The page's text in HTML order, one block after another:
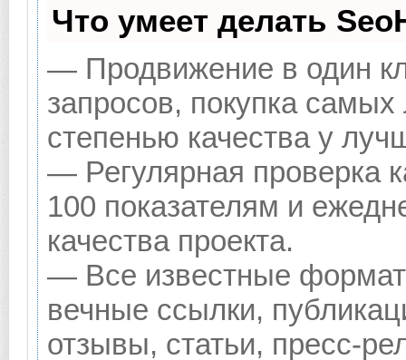
Что умеет делать
— Продвижение в один
запросов, покупка
степенью качества у
— Регулярная проверка
100 показателям и
качества проекта.
— Все известные
вечные ссылки,
отзывы, статьи, пресс-